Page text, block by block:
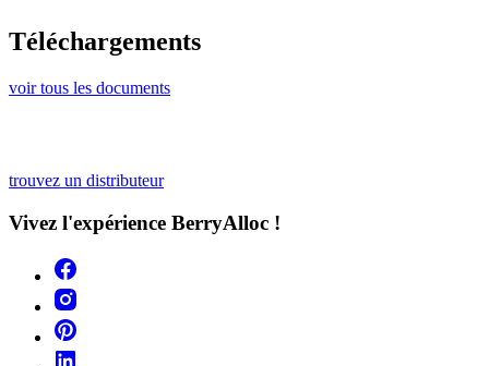
Téléchargements
voir tous les documents
trouvez un distributeur
Vivez l'expérience BerryAlloc !